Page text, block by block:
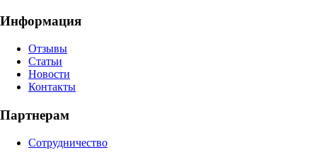
Информация
Отзывы
Статьи
Новости
Контакты
Партнерам
Сотрудничество